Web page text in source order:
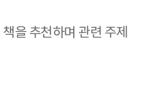
을 추천하며 관련 주제